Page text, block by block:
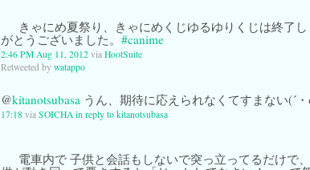
きゃにめ夏祭り、きゃにめくじゆるゆりくじは終了
がとうございました。#canime
2:46 PM Aug 11, 2012 via HootSuite
Retweeted by watappo
@kitanotsubasa うん、期待に応えられなくてすまない(´
17:18 via SOICHA in reply to kitanotsubasa
電車内で 子供と会話もしないで突っ立ってるだけで